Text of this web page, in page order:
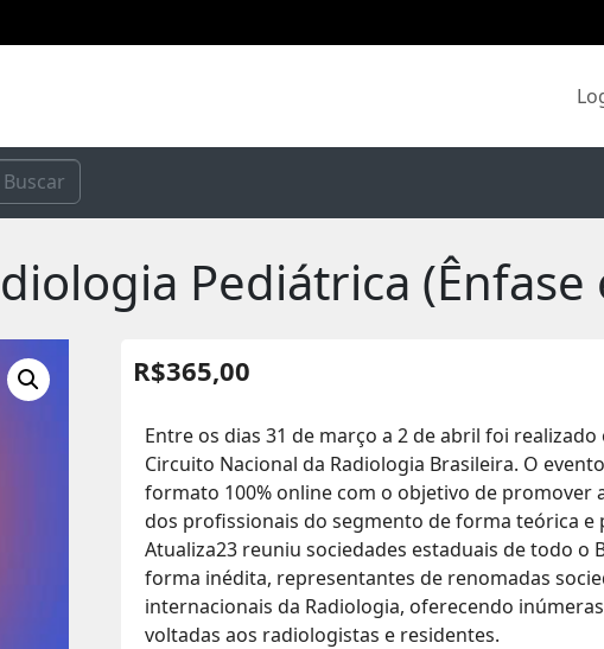
Buscar
Pediátrica (Ênfase
R$365,00
Entre os dias 31 de março a 2 de abril foi realizado
Circuito Nacional da Radiologia Brasileira. O
formato 100% online com o objetivo de promover
dos profissionais do segmento de forma teórica e
Atualiza23 reuniu sociedades estaduais de todo o
forma inédita, representantes de renomadas
internacionais da Radiologia, oferecendo
voltadas aos radiologistas e residentes.